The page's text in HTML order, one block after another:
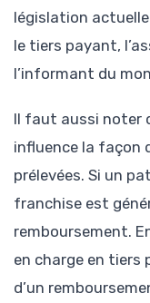
législation
le tiers payant,
l’informant du
Il faut aussi noter
influence la façon
prélevées. Si un
franchise est
remboursement.
en charge en tiers
d’un